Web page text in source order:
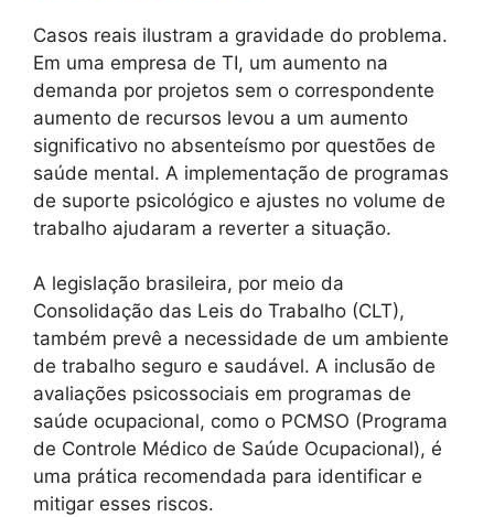
Casos reais ilustram a gravidade do problema.
Em uma empresa de TI, um aumento na
demanda por projetos sem o correspondente
aumento de recursos levou a um aumento
significativo no absenteísmo por questões de
saúde mental. A implementação de programas
de suporte psicológico e ajustes no volume de
trabalho ajudaram a reverter a situação.
A legislação brasileira, por meio da
Consolidação das Leis do Trabalho (CLT),
também prevê a necessidade de um ambiente
de trabalho seguro e saudável. A inclusão de
avaliações psicossociais em programas de
saúde ocupacional, como o PCMSO (Programa
de Controle Médico de Saúde Ocupacional), é
uma prática recomendada para identificar e
mitigar esses riscos.